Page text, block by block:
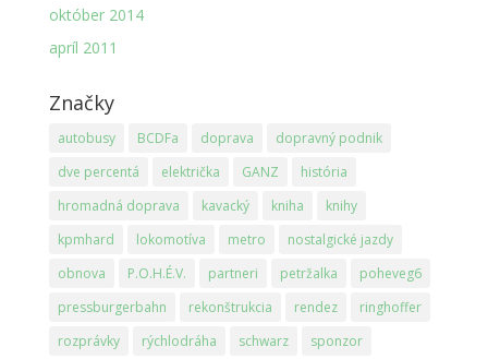
október 2014
apríl 2011
Značky
autobusy BCDFa doprava
dopravný podnik
dve percentá
električka GANZ
história
hromadná doprava
kavacký kniha
knihy
kpmhard
lokomotíva metro
nostalgické jazdy
obnova
P.O.H.É.V. partneri petržalka
poheveg6
pressburgerbahn
rekonštrukcia rendez
ringhoffer
rozprávky
rýchlodráha schwarz sponzor